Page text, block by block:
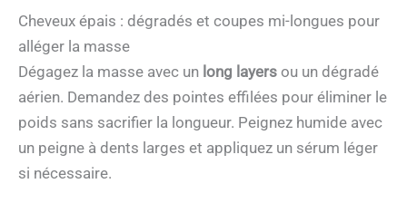
Cheveux épais : dégradés et coupes mi-longues pour
alléger la masse
Dégagez la masse avec un long layers ou un dégradé
aérien. Demandez des pointes effilées pour éliminer le
poids sans sacrifier la longueur. Peignez humide avec
un peigne à dents larges et appliquez un sérum léger
si nécessaire.